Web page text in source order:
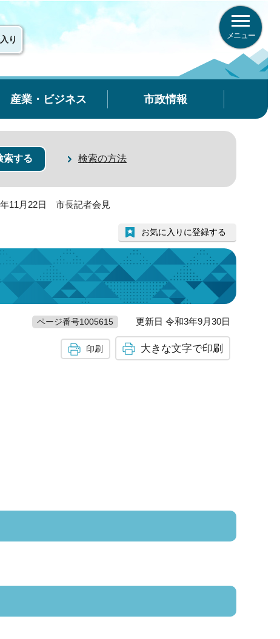
り メニュー
産業・ビジネス 市政情報
検索の方法
11月22日 市長記者会見
お気に入りに登録する
ページ番号1005615 更新日 令和3年9月30日
印刷 大きな文字で印刷